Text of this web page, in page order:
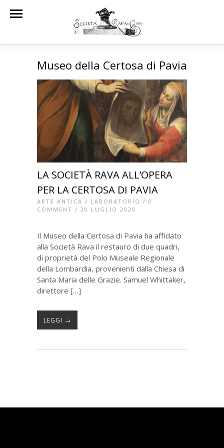
Museo della Certosa di Pavia
LA SOCIETÀ RAVA ALL’OPERA
PER LA CERTOSA DI PAVIA
ARTE ANTICA / LABORATORIO / 0
COMMENT / 20 LUGLIO 2020
Il Museo della Certosa di Pavia ha affidato
alla Società Rava il restauro di due quadri,
di proprietà del Polo Museale Regionale
della Lombardia, provenienti dalla Chiesa di
Santa Maria delle Grazie. Samuel Whittaker,
direttore […]
LEGGI →